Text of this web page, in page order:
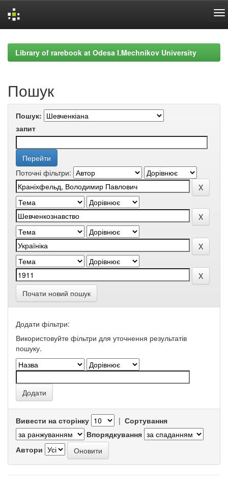
navigationLibrary of rarebook at Odesa I.Mechnikov University
Пошук
Пошук:
запит
Поточні фільтри:
Почати новий пошук
Додати фільтри:
Використовуйте фільтри для уточнення результатів
пошуку.
Вивести на сторінку | Сортування
Впорядкування
Автори